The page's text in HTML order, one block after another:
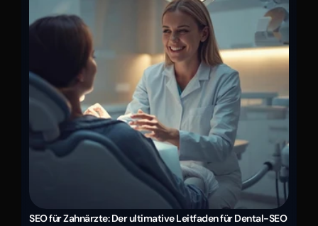
SEO für Zahnärzte: Der ultimative Leitfaden für Dental-SEO